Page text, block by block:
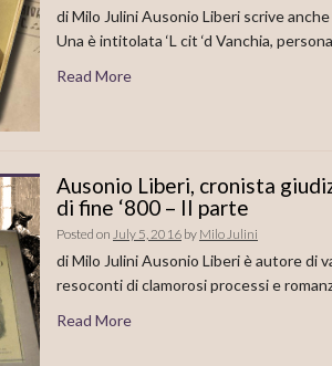
di Milo Julini Ausonio Liberi scrive
Una è intitolata ‘L cit ‘d Vanchia,
Read More
Ausonio Liberi, cronista
di fine ‘800 – II parte
Posted on July 5, 2016 by Milo Julini
di Milo Julini Ausonio Liberi è autore di
resoconti di clamorosi processi e
Read More